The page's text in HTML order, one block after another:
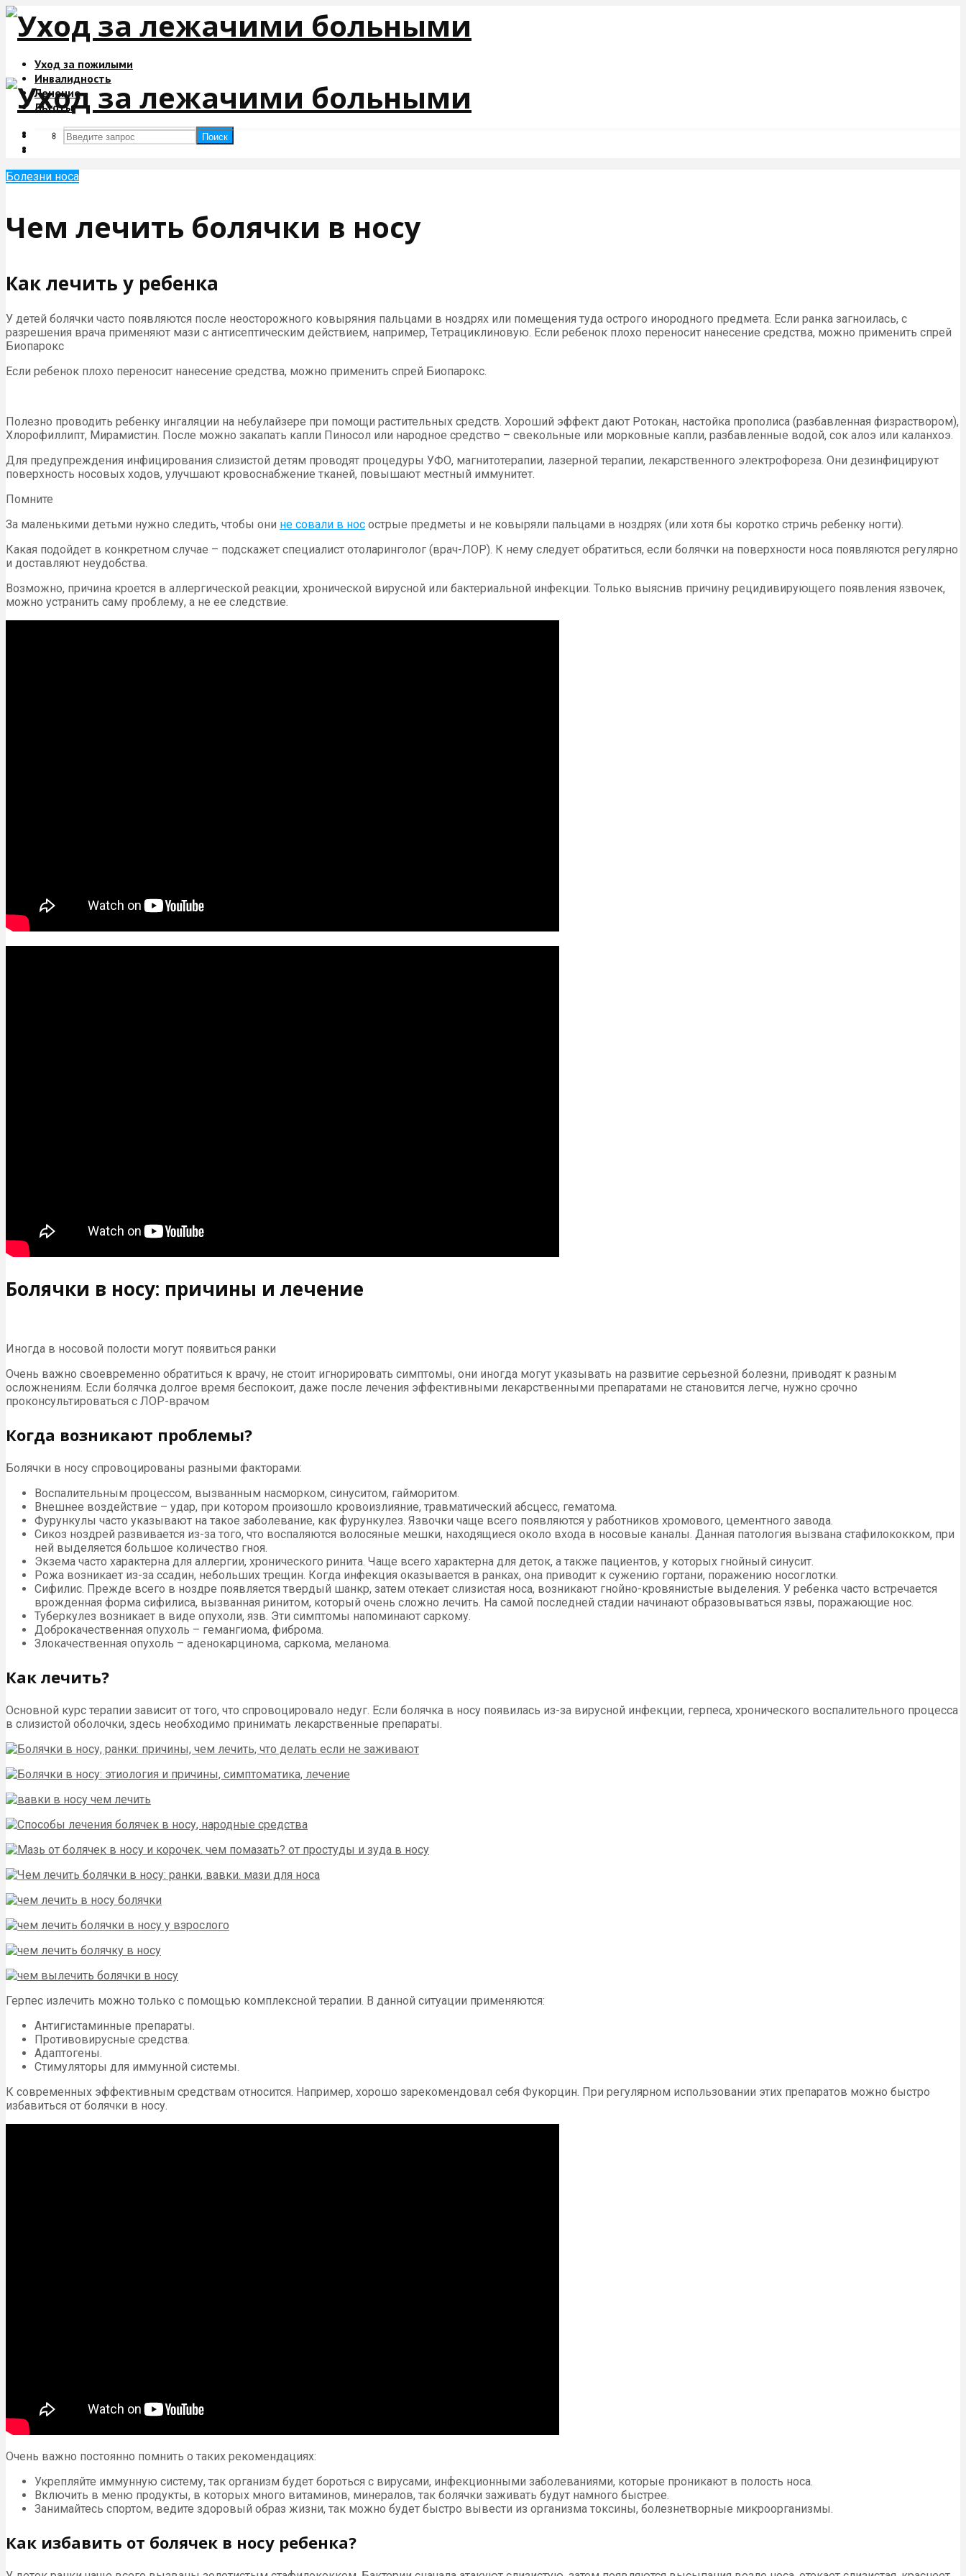
Уход за пожилыми
Инвалидность
Лечение
Льготы
Поиск
Поиск
Болезни носа
Чем лечить болячки в носу
Как лечить у ребенка
У детей болячки часто появляются после неосторожного ковыряния пальцами в ноздрях или помещения туда острого инородного предмета. Если ранка загноилась, с
разрешения врача применяют мази с антисептическим действием, например, Тетрациклиновую. Если ребенок плохо переносит нанесение средства, можно применить спрей
Биопарокс
Если ребенок плохо переносит нанесение средства, можно применить спрей Биопарокс.
Полезно проводить ребенку ингаляции на небулайзере при помощи растительных средств. Хороший эффект дают Ротокан, настойка прополиса (разбавленная физраствором),
Хлорофиллипт, Мирамистин. После можно закапать капли Пиносол или народное средство – свекольные или морковные капли, разбавленные водой, сок алоэ или каланхоэ.
Для предупреждения инфицирования слизистой детям проводят процедуры УФО, магнитотерапии, лазерной терапии, лекарственного электрофореза. Они дезинфицируют
поверхность носовых ходов, улучшают кровоснабжение тканей, повышают местный иммунитет.
Помните
За маленькими детьми нужно следить, чтобы они не совали в нос острые предметы и не ковыряли пальцами в ноздрях (или хотя бы коротко стричь ребенку ногти).
Какая подойдет в конкретном случае – подскажет специалист отоларинголог (врач-ЛОР). К нему следует обратиться, если болячки на поверхности носа появляются регулярно
и доставляют неудобства.
Возможно, причина кроется в аллергической реакции, хронической вирусной или бактериальной инфекции. Только выяснив причину рецидивирующего появления язвочек,
можно устранить саму проблему, а не ее следствие.
Болячки в носу: причины и лечение
Иногда в носовой полости могут появиться ранки
Очень важно своевременно обратиться к врачу, не стоит игнорировать симптомы, они иногда могут указывать на развитие серьезной болезни, приводят к разным
осложнениям. Если болячка долгое время беспокоит, даже после лечения эффективными лекарственными препаратами не становится легче, нужно срочно
проконсультироваться с ЛОР-врачом
Когда возникают проблемы?
Болячки в носу спровоцированы разными факторами:
Воспалительным процессом, вызванным насморком, синуситом, гайморитом.
Внешнее воздействие – удар, при котором произошло кровоизлияние, травматический абсцесс, гематома.
Фурункулы часто указывают на такое заболевание, как фурункулез. Язвочки чаще всего появляются у работников хромового, цементного завода.
Сикоз ноздрей развивается из-за того, что воспаляются волосяные мешки, находящиеся около входа в носовые каналы. Данная патология вызвана стафилококком, при
ней выделяется большое количество гноя.
Экзема часто характерна для аллергии, хронического ринита. Чаще всего характерна для деток, а также пациентов, у которых гнойный синусит.
Рожа возникает из-за ссадин, небольших трещин. Когда инфекция оказывается в ранках, она приводит к сужению гортани, поражению носоглотки.
Сифилис. Прежде всего в ноздре появляется твердый шанкр, затем отекает слизистая носа, возникают гнойно-кровянистые выделения. У ребенка часто встречается
врожденная форма сифилиса, вызванная ринитом, который очень сложно лечить. На самой последней стадии начинают образовываться язвы, поражающие нос.
Туберкулез возникает в виде опухоли, язв. Эти симптомы напоминают саркому.
Доброкачественная опухоль – гемангиома, фиброма.
Злокачественная опухоль – аденокарцинома, саркома, меланома.
Как лечить?
Основной курс терапии зависит от того, что спровоцировало недуг. Если болячка в носу появилась из-за вирусной инфекции, герпеса, хронического воспалительного процесса
в слизистой оболочки, здесь необходимо принимать лекарственные препараты.
Герпес излечить можно только с помощью комплексной терапии. В данной ситуации применяются:
Антигистаминные препараты.
Противовирусные средства.
Адаптогены.
Стимуляторы для иммунной системы.
К современных эффективным средствам относится. Например, хорошо зарекомендовал себя Фукорцин. При регулярном использовании этих препаратов можно быстро
избавиться от болячки в носу.
Очень важно постоянно помнить о таких рекомендациях:
Укрепляйте иммунную систему, так организм будет бороться с вирусами, инфекционными заболеваниями, которые проникают в полость носа.
Включить в меню продукты, в которых много витаминов, минералов, так болячки заживать будут намного быстрее.
Занимайтесь спортом, ведите здоровый образ жизни, так можно будет быстро вывести из организма токсины, болезнетворные микроорганизмы.
Как избавить от болячек в носу ребенка?